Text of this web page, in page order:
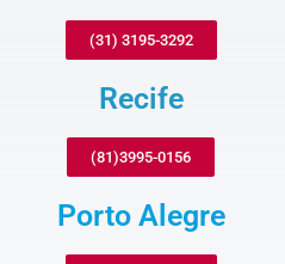
(31) 3195-3292
Recife
(81)3995-0156
Porto Alegre